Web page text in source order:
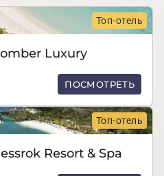
Топ-отель
Luxury
ПОСМОТРЕТЬ
Топ-отель
Resort & Spa